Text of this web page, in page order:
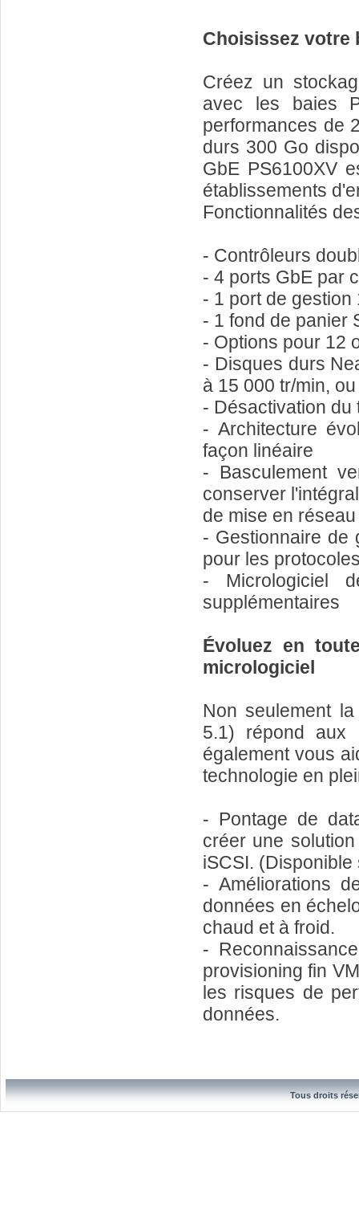
Choisissez votre
Créez un
avec les baies
performances de
durs 300 Go
GbE PS6100XV
établissements
Fonctionnalités
- Contrôleurs
- 4 ports GbE par
- 1 port de
- 1 fond de panier
- Options pour 12
- Disques durs
à 15 000 tr/min,
- Désactivation
- Architecture
façon linéaire
- Basculement
conserver
de mise en réseau
- Gestionnaire de
pour les
- Micrologiciel
supplémentaires
Évoluez en
micrologiciel
Non seulement
5.1) répond aux
également vous
technologie en
- Pontage de
créer une
iSCSI.
- Améliorations
données en
chaud et à froid.
-
provisioning fin
les risques de
données.
Tous droits